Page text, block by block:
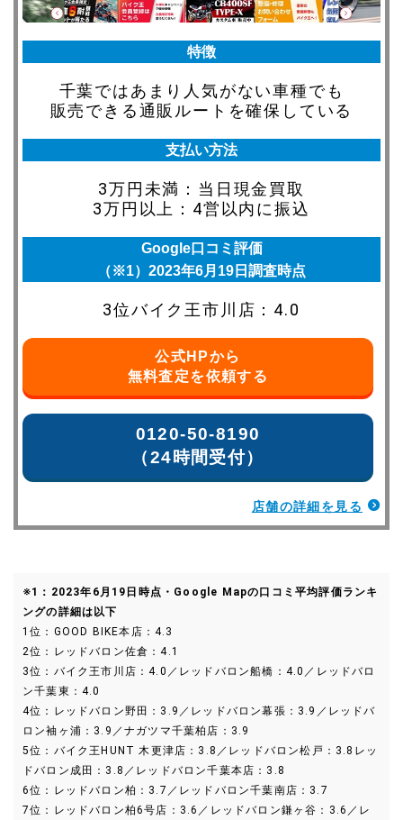
特徴
千葉ではあまり人気がない車種でも
販売できる通販ルートを確保している
支払い方法
3万円未満：当日現金買取
3万円以上：4営以内に振込
Google口コミ評価
（※1）2023年6月19日調査時点
3位バイク王市川店：4.0
公式HPから
無料査定を依頼する
0120-50-8190
（24時間受付）
店舗の詳細を見る
※1：2023年6月19日時点・Google Mapの口コミ平均評価ランキ
ングの詳細は以下
1位：GOOD BIKE本店：4.3
2位：レッドバロン佐倉：4.1
3位：バイク王市川店：4.0／レッドバロン船橋：4.0／レッドバロ
ン千葉東：4.0
4位：レッドバロン野田：3.9／レッドバロン幕張：3.9／レッドバ
ロン袖ヶ浦：3.9／ナガツマ千葉柏店：3.9
5位：バイク王HUNT 木更津店：3.8／レッドバロン松戸：3.8レッ
ドバロン成田：3.8／レッドバロン千葉本店：3.8
6位：レッドバロン柏：3.7／レッドバロン千葉南店：3.7
7位：レッドバロン柏6号店：3.6／レッドバロン鎌ヶ谷：3.6／レ